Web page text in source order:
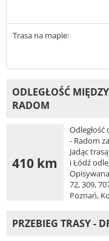
Trasa na mapie:
ODLEGŁOŚĆ
RADOM
410 km
- Radom
Jadąc
i Łódź
72, 309,
Poznań,
PRZEBIEG TRASY -